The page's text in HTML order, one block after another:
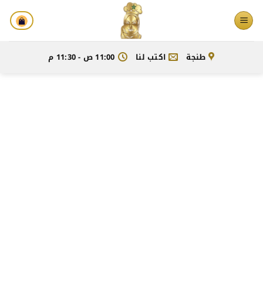
تخطي
للمحتوى
طنجة اكتب لنا 11:00 ص - 11:30 م